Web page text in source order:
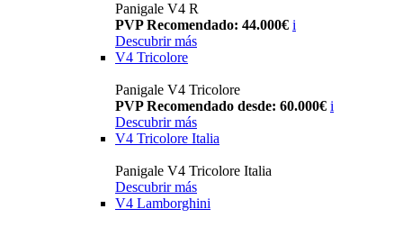
Panigale V4 R
PVP Recomendado: 44.000€ i
Descubrir más
V4 Tricolore
Panigale V4 Tricolore
PVP Recomendado desde: 60.000€ i
Descubrir más
V4 Tricolore Italia
Panigale V4 Tricolore Italia
Descubrir más
V4 Lamborghini